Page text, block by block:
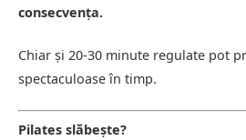
consecvența.
Chiar și 20-30 minute regulate pot
spectaculoase în timp.
Pilates slăbește?